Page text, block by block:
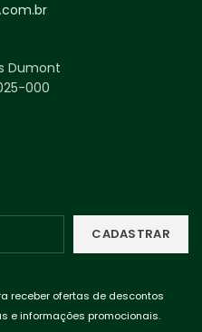
Dumont
000
receber ofertas de descontos
e informações promocionais.